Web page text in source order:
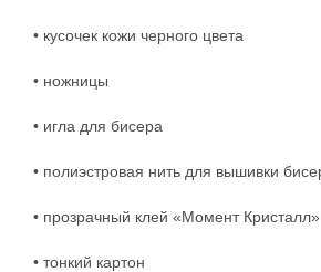
• кусочек кожи черного цвета
• ножницы
• игла для бисера
• полиэстровая нить для вышивки
• прозрачный клей «Момент Кристалл»
• тонкий картон